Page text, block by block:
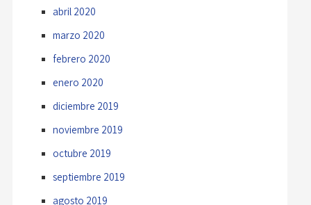
abril 2020
marzo 2020
febrero 2020
enero 2020
diciembre 2019
noviembre 2019
octubre 2019
septiembre 2019
agosto 2019